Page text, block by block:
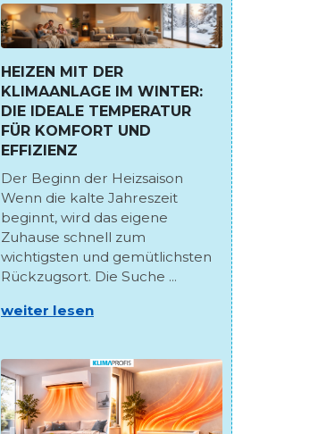
HEIZEN MIT DER
KLIMAANLAGE IM WINTER:
DIE IDEALE TEMPERATUR
FÜR KOMFORT UND
EFFIZIENZ
Der Beginn der Heizsaison
Wenn die kalte Jahreszeit
beginnt, wird das eigene
Zuhause schnell zum
wichtigsten und gemütlichsten
Rückzugsort. Die Suche ...
weiter lesen